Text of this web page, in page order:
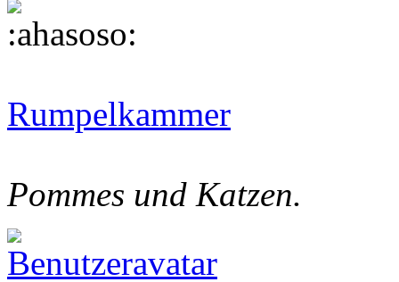
Rumpelkammer
Pommes und Katzen.